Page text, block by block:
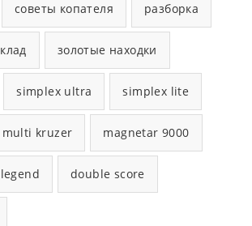
советы копателя разборка
клад золотые находки
simplex ultra simplex lite
multi kruzer magnetar 9000
legend double score